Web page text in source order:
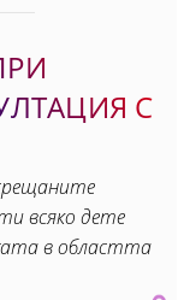
С
всяко дете
в областта